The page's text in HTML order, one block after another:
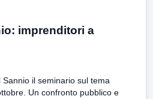
imprenditori a
Sannio il seminario sul tema
Un confronto pubblico e